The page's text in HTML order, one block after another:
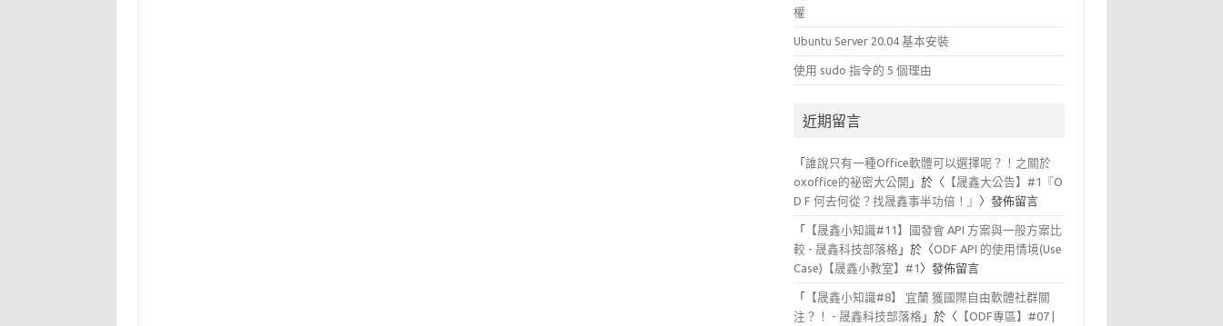
權
Ubuntu Server 20.04 基本安裝
使用 sudo 指令的 5 個理由
近期留言
「誰說只有一種Office軟體可以選擇呢？！之關於
oxoffice的祕密大公開 」於〈 【晟鑫大公告】#1『O
D F 何去何從？找晟鑫事半功倍！』 〉發佈留言
「
【晟鑫小知識#11】國發會 API 方案與一般方案比
較 - 晟鑫科技部落格 」於〈ODF API 的使用情境(Use
Case)【晟鑫小教室】#1 〉發佈留言
「
【晟鑫小知識#8】 宜蘭 獲國際自由軟體社群關
注？！ - 晟鑫科技部落格 」於〈 【ODF專區】#07 |